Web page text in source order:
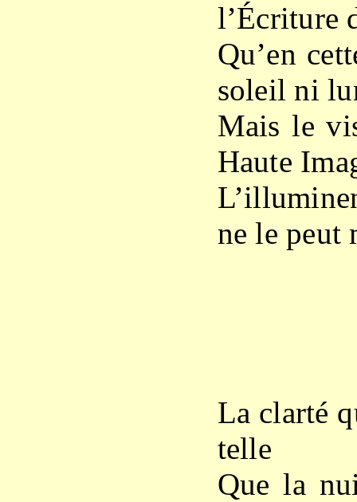
l’Écriture
Qu’en
soleil ni
Mais le
Haute
ne le peut
La clarté
telle
Que la